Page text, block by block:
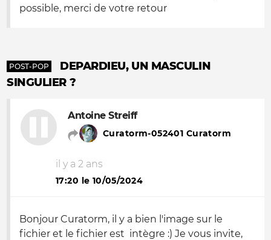
possible, merci de votre retour
POST-POP
DEPARDIEU, UN MASCULIN
SINGULIER ?
Antoine Streiff
Curatorm-052401 Curatorm
il y a 2 ans
17:20 le 10/05/2024
Bonjour Curatorm, il y a bien l'image sur le
fichier et le fichier est intègre :) Je vous invite,